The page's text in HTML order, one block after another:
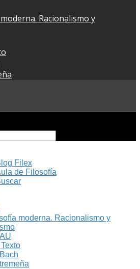
Racionalismo y
Filex
de Filosofía
moderna. Racionalismo y